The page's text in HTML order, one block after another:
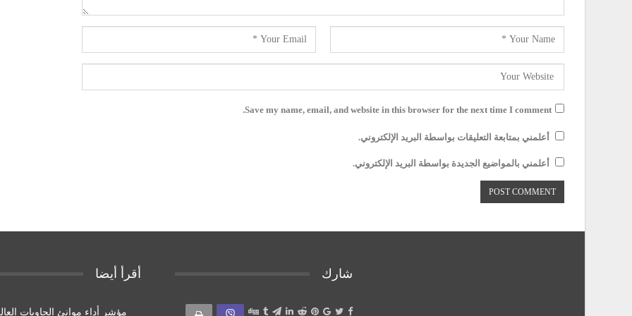
Save my name, email, and website in this browser for the next time I comment.
أعلمني بمتابعة التعليقات بواسطة البريد الإلكتروني.
أعلمني بالمواضيع الجديدة بواسطة البريد الإلكتروني.
شارك أقرأ أيضا
مؤشر أداء موانئ الحاويات